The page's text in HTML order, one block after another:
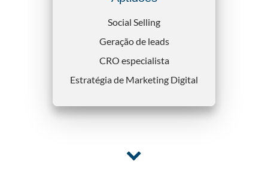
Social Selling
Geração de leads
CRO especialista
Estratégia de Marketing Digital